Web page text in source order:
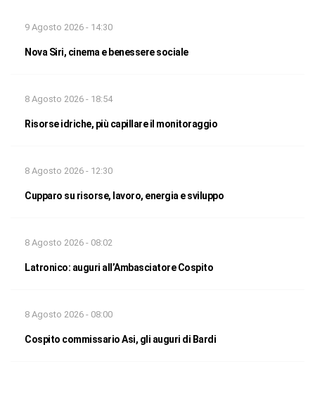
9 Agosto 2026 - 14:30
Nova Siri, cinema e benessere sociale
8 Agosto 2026 - 18:54
Risorse idriche, più capillare il monitoraggio
8 Agosto 2026 - 12:30
Cupparo su risorse, lavoro, energia e sviluppo
8 Agosto 2026 - 08:02
Latronico: auguri all’Ambasciatore Cospito
8 Agosto 2026 - 08:00
Cospito commissario Asi, gli auguri di Bardi